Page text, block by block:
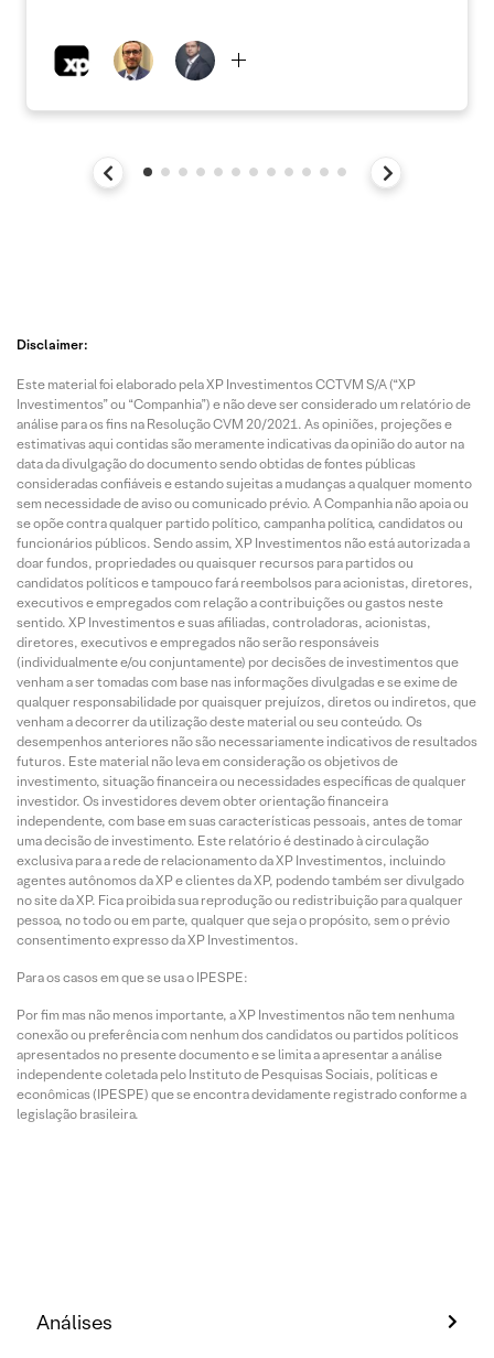
Disclaimer:
Este material foi elaborado pela XP Investimentos CCTVM S/A (“XP
Investimentos” ou “Companhia”) e não deve ser considerado um relatório de
análise para os fins na Resolução CVM 20/2021. As opiniões, projeções e
estimativas aqui contidas são meramente indicativas da opinião do autor na
data da divulgação do documento sendo obtidas de fontes públicas
consideradas confiáveis e estando sujeitas a mudanças a qualquer momento
sem necessidade de aviso ou comunicado prévio. A Companhia não apoia ou
se opõe contra qualquer partido político, campanha política, candidatos ou
funcionários públicos. Sendo assim, XP Investimentos não está autorizada a
doar fundos, propriedades ou quaisquer recursos para partidos ou
candidatos políticos e tampouco fará reembolsos para acionistas, diretores,
executivos e empregados com relação a contribuições ou gastos neste
sentido. XP Investimentos e suas afiliadas, controladoras, acionistas,
diretores, executivos e empregados não serão responsáveis
(individualmente e/ou conjuntamente) por decisões de investimentos que
venham a ser tomadas com base nas informações divulgadas e se exime de
qualquer responsabilidade por quaisquer prejuízos, diretos ou indiretos, que
venham a decorrer da utilização deste material ou seu conteúdo. Os
desempenhos anteriores não são necessariamente indicativos de resultados
futuros. Este material não leva em consideração os objetivos de
investimento, situação financeira ou necessidades específicas de qualquer
investidor. Os investidores devem obter orientação financeira
independente, com base em suas características pessoais, antes de tomar
uma decisão de investimento. Este relatório é destinado à circulação
exclusiva para a rede de relacionamento da XP Investimentos, incluindo
agentes autônomos da XP e clientes da XP, podendo também ser divulgado
no site da XP. Fica proibida sua reprodução ou redistribuição para qualquer
pessoa, no todo ou em parte, qualquer que seja o propósito, sem o prévio
consentimento expresso da XP Investimentos.
Para os casos em que se usa o IPESPE:
Por fim mas não menos importante, a XP Investimentos não tem nenhuma
conexão ou preferência com nenhum dos candidatos ou partidos políticos
apresentados no presente documento e se limita a apresentar a análise
independente coletada pelo Instituto de Pesquisas Sociais, políticas e
econômicas (IPESPE) que se encontra devidamente registrado conforme a
legislação brasileira.
Análises